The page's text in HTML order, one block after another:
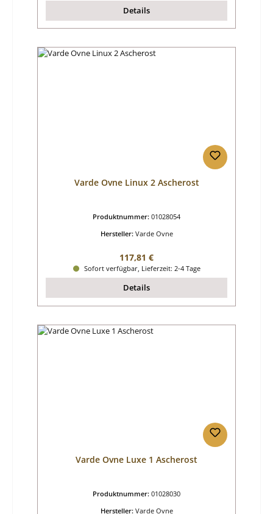
Details
Varde Ovne Linux 2 Ascherost
Produktnummer: 01028054
Hersteller: Varde Ovne
Regulärer Preis:
117,81 €
Sofort verfügbar, Lieferzeit: 2-4 Tage
Details
Varde Ovne Luxe 1 Ascherost
Produktnummer: 01028030
Hersteller: Varde Ovne